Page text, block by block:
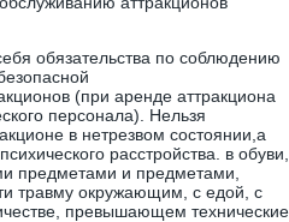
обязательства по соблюдению
(при аренде аттракциона
персонала). Нельзя
в нетрезвом состоянии,а
расстройства. в обуви,
предметами и предметами,
травму окружающим, с едой, с
превышающем технические